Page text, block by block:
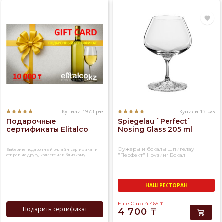
Купили 1973 раз
Подарочные
сертификаты Elitalco
Выберите подарочный онлайн-сертификат и
отправьте другу, коллеге или близкому
Подарить сертификат
Купили 13 раз
Spiegelau `Perfect`
Nosing Glass 205 ml
Фужеры и бокалы Шпигелау
"Перфект" Ноузинг Бокал
НАШ РЕСТОРАН
Elite Club: 4 465 ₸
4 700 ₸